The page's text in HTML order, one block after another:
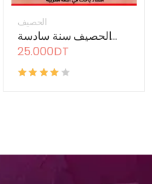
الحصيف
الحصيف سنة سادسة...
25.000DT